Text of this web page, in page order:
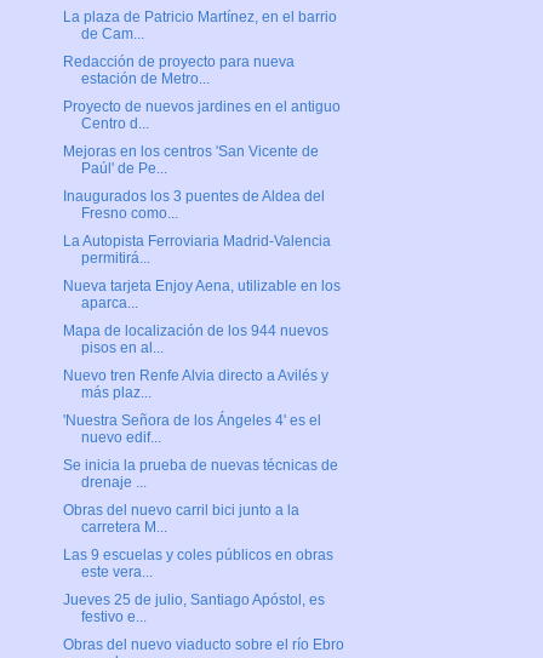
La plaza de Patricio Martínez, en el barrio
de Cam...
Redacción de proyecto para nueva
estación de Metro...
Proyecto de nuevos jardines en el antiguo
Centro d...
Mejoras en los centros 'San Vicente de
Paúl' de Pe...
Inaugurados los 3 puentes de Aldea del
Fresno como...
La Autopista Ferroviaria Madrid-Valencia
permitirá...
Nueva tarjeta Enjoy Aena, utilizable en los
aparca...
Mapa de localización de los 944 nuevos
pisos en al...
Nuevo tren Renfe Alvia directo a Avilés y
más plaz...
'Nuestra Señora de los Ángeles 4' es el
nuevo edif...
Se inicia la prueba de nuevas técnicas de
drenaje ...
Obras del nuevo carril bici junto a la
carretera M...
Las 9 escuelas y coles públicos en obras
este vera...
Jueves 25 de julio, Santiago Apóstol, es
festivo e...
Obras del nuevo viaducto sobre el río Ebro